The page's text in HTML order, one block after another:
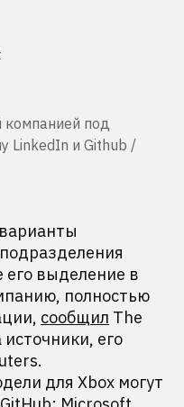
компанией под
LinkedIn и Github /
выделение в
полностью
сообщил The
его
для Xbox могут